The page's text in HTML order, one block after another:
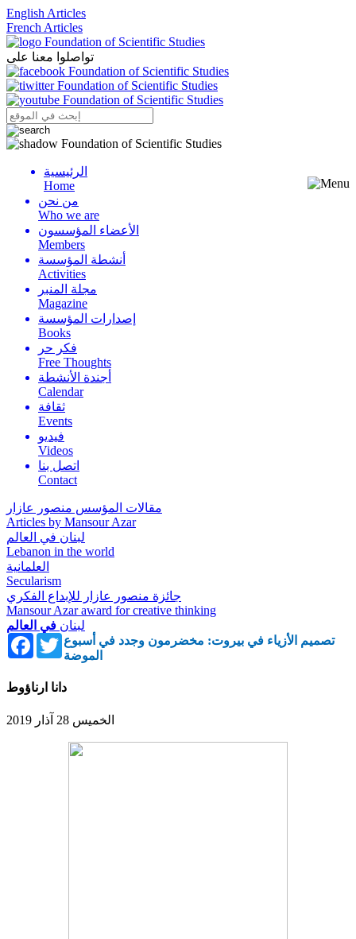
English Articles
French Articles
تواصلوا معنا على
Menu
الرئيسية
Home
من نحن
Who we are
الأعضاء المؤسسون
Members
أنشطة المؤسسة
Activities
مجلة المنبر
Magazine
إصدارات المؤسسة
Books
فكر حر
Free Thoughts
أجندة الأنشطة
Calendar
ثقافة
Events
فيديو
Videos
اتصل بنا
Contact
مقالات المؤسس منصور عازار
Articles by Mansour Azar
لبنان في العالم
Lebanon in the world
العلمانية
Secularism
جائزة منصور عازار للإبداع الفكري
Mansour Azar award for creative thinking
لبنان في العالم
FacebookTwitter
تصميم الأزياء في بيروت: مخضرمون وجدد في أسبوع
الموضة
دانا ارناؤوط
الخميس 28 آذار 2019